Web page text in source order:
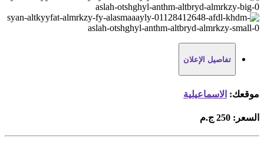
تفاصيل الإعلان
موقعك: الاسماعيلية
السعر: 250 ج.م